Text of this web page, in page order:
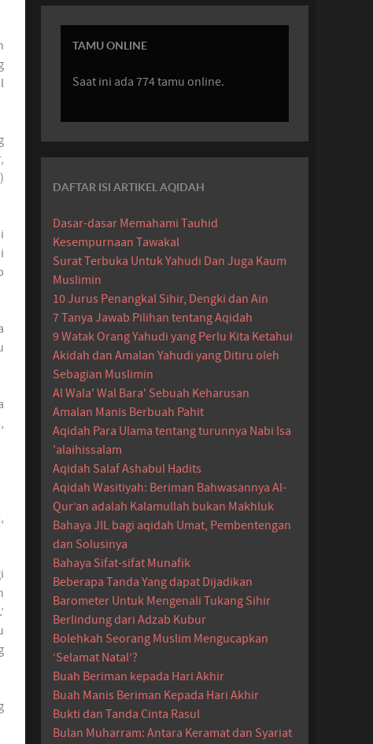
TAMU ONLINE
Saat ini ada 774 tamu online.
DAFTAR ISI ARTIKEL AQIDAH
Dasar-dasar Memahami Tauhid
Kesempurnaan Tawakal
Surat Terbuka Untuk Yahudi Dan Juga Kaum
Muslimin
10 Jurus Penangkal Sihir, Dengki dan Ain
7 Tanya Jawab Pilihan tentang Aqidah
9 Watak Orang Yahudi yang Perlu Kita Ketahui
Akidah dan Amalan Yahudi yang Ditiru oleh
Sebagian Muslimin
Al Wala' Wal Bara' Sebuah Keharusan
Amalan Manis Berbuah Pahit
Aqidah Para Ulama tentang turunnya Nabi Isa
'alaihissalam
Aqidah Salaf Ashabul Hadits
Aqidah Wasitiyah: Beriman Bahwasannya Al-
Qur’an adalah Kalamullah bukan Makhluk
Bahaya JIL bagi aqidah Umat, Pembentengan
dan Solusinya
Bahaya Sifat-sifat Munafik
Beberapa Tanda Yang dapat Dijadikan
Barometer Untuk Mengenali Tukang Sihir
Berlindung dari Adzab Kubur
Bolehkah Seorang Muslim Mengucapkan
‘Selamat Natal’?
Buah Beriman kepada Hari Akhir
Buah Manis Beriman Kepada Hari Akhir
Bukti dan Tanda Cinta Rasul
Bulan Muharram: Antara Keramat dan Syariat